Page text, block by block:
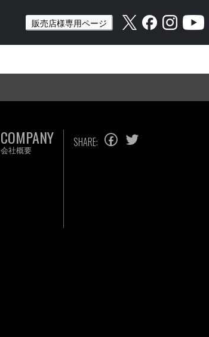
販売店様専用ページ
COMPANY
会社概要
SHARE: